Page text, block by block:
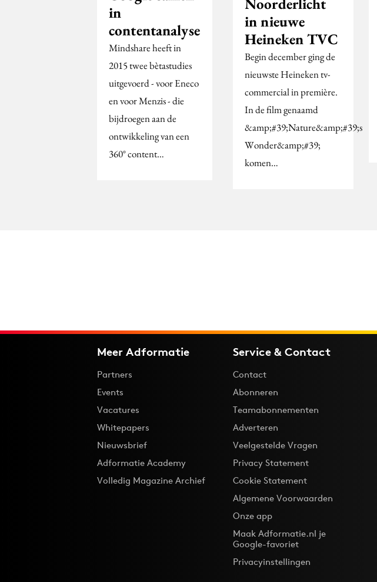
in
contentanalyse
Mindshare heeft in
2015 twee bètastudies
uitgevoerd - voor Eneco
en voor Menzis - die
bijdroegen aan de
ontwikkeling van een
360° content…
in nieuwe
Heineken TVC
Begin december ging de
nieuwste Heineken tv-
commercial in première.
In de film genaamd
&amp;#39;Nature&amp;#39;s
Wonder&amp;#39;
komen…
Meer Adformatie
Partners
Events
Vacatures
Whitepapers
Nieuwsbrief
Adformatie Academy
Volledig Magazine Archief
Service & Contact
Contact
Abonneren
Teamabonnementen
Adverteren
Veelgestelde Vragen
Privacy Statement
Cookie Statement
Algemene Voorwaarden
Onze app
Maak Adformatie.nl je
Google-favoriet
Privacyinstellingen